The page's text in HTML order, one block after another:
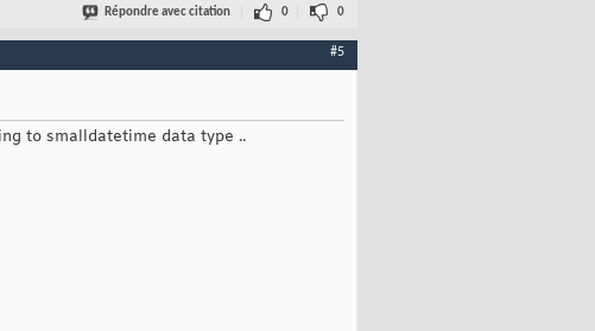
Répondre avec citation 0 0
#5
to smalldatetime data type ..